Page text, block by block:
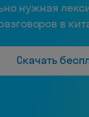
нужная
в
Скачать